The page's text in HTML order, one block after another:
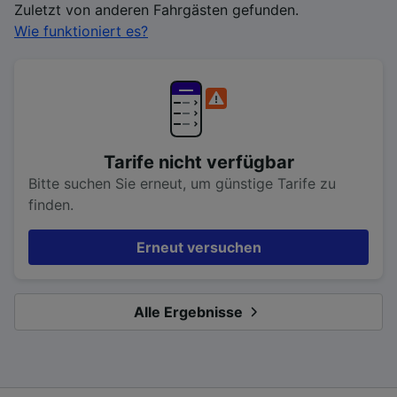
Zuletzt von anderen Fahrgästen gefunden.
Wie funktioniert es?
Tarife nicht verfügbar
Bitte suchen Sie erneut, um günstige Tarife zu
finden.
Erneut versuchen
Alle Ergebnisse